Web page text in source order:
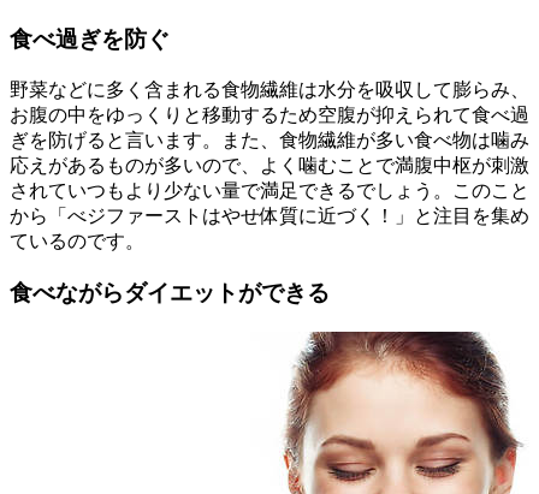
食べ過ぎを防ぐ
野菜などに多く含まれる食物繊維は水分を吸収して膨らみ、
お腹の中をゆっくりと移動するため空腹が抑えられて食べ過
ぎを防げると言います。また、食物繊維が多い食べ物は噛み
応えがあるものが多いので、よく噛むことで満腹中枢が刺激
されていつもより少ない量で満足できるでしょう。このこと
から「べジファーストはやせ体質に近づく！」と注目を集め
ているのです。
食べながらダイエットができる